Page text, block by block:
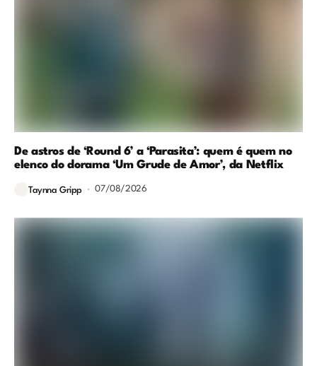
De astros de ‘Round 6’ a ‘Parasita’: quem é quem no
elenco do dorama ‘Um Grude de Amor’, da Netflix
Taynna Gripp 07/08/2026